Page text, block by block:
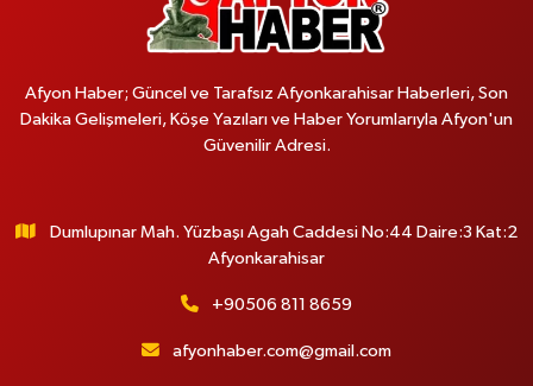
Afyon Haber; Güncel ve Tarafsız Afyonkarahisar Haberleri, Son
Dakika Gelişmeleri, Köşe Yazıları ve Haber Yorumlarıyla Afyon'un
Güvenilir Adresi.
Dumlupınar Mah. Yüzbaşı Agah Caddesi No:44 Daire:3 Kat:2
Afyonkarahisar
+90506 811 8659
afyonhaber.com@gmail.com